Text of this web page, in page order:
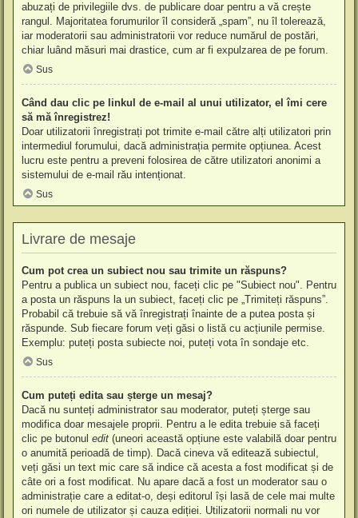
abuzați de privilegiile dvs. de publicare doar pentru a vă crește
rangul. Majoritatea forumurilor îl consideră „spam”, nu îl tolerează,
iar moderatorii sau administratorii vor reduce numărul de postări,
chiar luând măsuri mai drastice, cum ar fi expulzarea de pe forum.
Sus
Când dau clic pe linkul de e-mail al unui utilizator, el îmi cere
să mă înregistrez!
Doar utilizatorii înregistrați pot trimite e-mail către alți utilizatori prin
intermediul forumului, dacă administrația permite opțiunea. Acest
lucru este pentru a preveni folosirea de către utilizatori anonimi a
sistemului de e-mail rău intenționat.
Sus
Livrare de mesaje
Cum pot crea un subiect nou sau trimite un răspuns?
Pentru a publica un subiect nou, faceți clic pe "Subiect nou". Pentru
a posta un răspuns la un subiect, faceți clic pe „Trimiteți răspuns”.
Probabil că trebuie să vă înregistrați înainte de a putea posta și
răspunde. Sub fiecare forum veți găsi o listă cu acțiunile permise.
Exemplu: puteți posta subiecte noi, puteți vota în sondaje etc.
Sus
Cum puteți edita sau șterge un mesaj?
Dacă nu sunteți administrator sau moderator, puteți șterge sau
modifica doar mesajele proprii. Pentru a le edita trebuie să faceți
clic pe butonul edit (uneori această opțiune este valabilă doar pentru
o anumită perioadă de timp). Dacă cineva vă editează subiectul,
veți găsi un text mic care să indice că acesta a fost modificat și de
câte ori a fost modificat. Nu apare dacă a fost un moderator sau o
administrație care a editat-o, deși editorul își lasă de cele mai multe
ori numele de utilizator și cauza ediției. Utilizatorii normali nu vor